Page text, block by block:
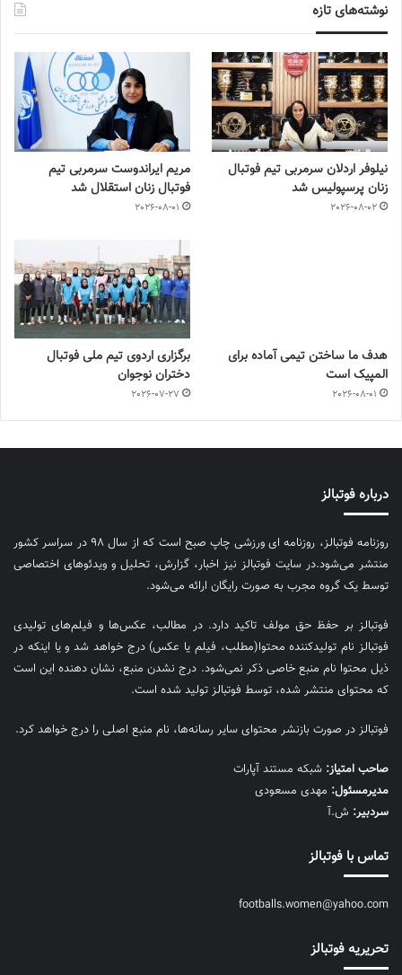
نوشته‌های تازه
نیلوفر اردلان سرمربی تیم فوتبال
زنان پرسپولیس شد
2026-08-02
مریم ایراندوست سرمربی تیم
فوتبال زنان استقلال شد
2026-08-01
هدف ما ساختن تیمی آماده برای
المپیک است
2026-08-01
برگزاری اردوی تیم ملی فوتبال
دختران نوجوان
2026-07-27
درباره فوتبالز
روزنامه فوتبالز، روزنامه ای ورزشی چاپ صبح است که از سال ۹۸ در سراسر کشور
منتشر می‌شود.در سایت فوتبالز نیز اخبار، گزارش، تحلیل و ویدئوهای اختصاصی
توسط یک گروه مجرب به صورت رایگان ارائه می‌شود.
فوتبالز بر حفظ حق مولف تاکید دارد. در مطالب، عکس‌ها و فیلم‌های تولیدی
فوتبالز نام تولیدکننده محتوا(مطلب، فیلم یا عکس) درج خواهد شد و یا اینکه در
ذیل محتوا نام منبع خاصی ذکر نمی‌‎شود. درج نشدن منبع، نشان دهنده این است
که محتوای منتشر شده، توسط فوتبالز تولید شده است.
فوتبالز در صورت بازنشر محتوای سایر رسانه‌ها، نام منبع اصلی را درج خواهد کرد.
صاحب امتیاز: شبکه مستند آپارات
مديرمسئول: مهدی مسعودی
سردبیر: ش.آ
تماس با فوتبالز
footballs.women@yahoo.com
تحریریه فوتبالز